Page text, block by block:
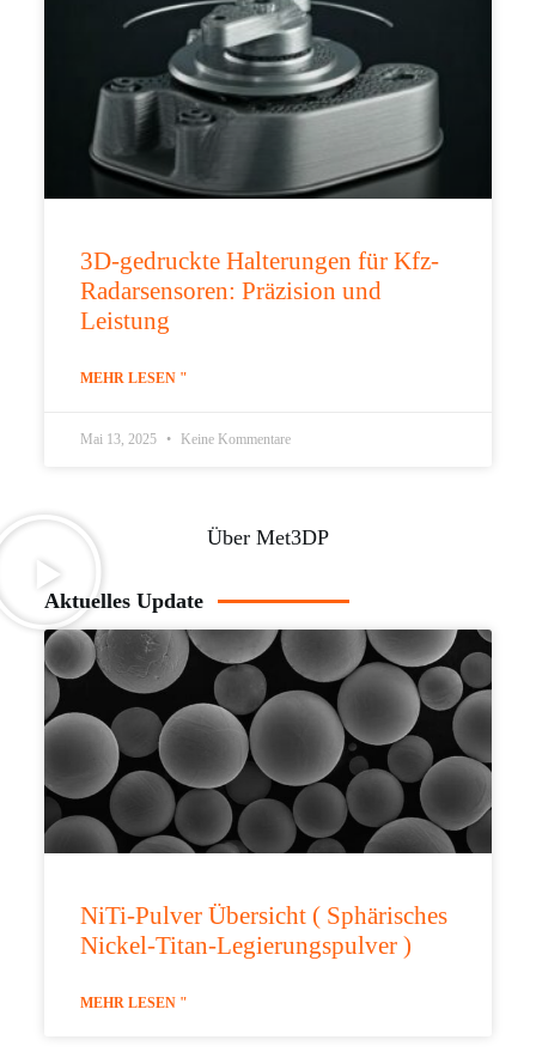
3D-gedruckte Halterungen für Kfz-
Radarsensoren: Präzision und
Leistung
MEHR LESEN "
Mai 13, 2025 Keine Kommentare
Über Met3DP
Aktuelles Update
NiTi-Pulver Übersicht ( Sphärisches
Nickel-Titan-Legierungspulver )
MEHR LESEN "